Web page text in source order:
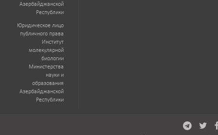
Азербайджанской
Республики
Юридическое лицо
публичного права
Институт
молекулярной
биологии
Министерства
науки и
образования
Азербайджанской
Республики